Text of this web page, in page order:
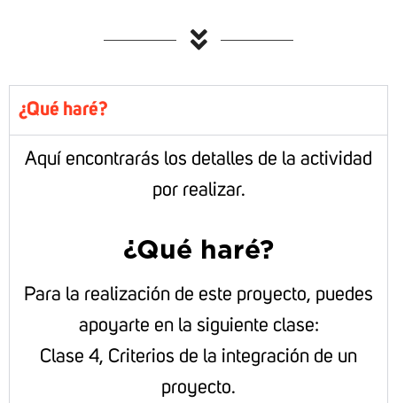
¿Qué haré?
Aquí encontrarás los detalles de la actividad
por realizar.
¿Qué haré?
Para la realización de este proyecto, puedes
apoyarte en la siguiente clase:
Clase 4, Criterios de la integración de un
proyecto.